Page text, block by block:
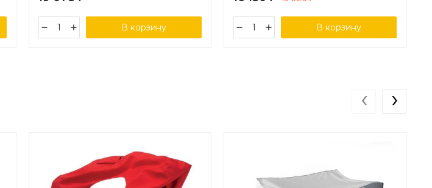
В корзину В корзину
‹ ›